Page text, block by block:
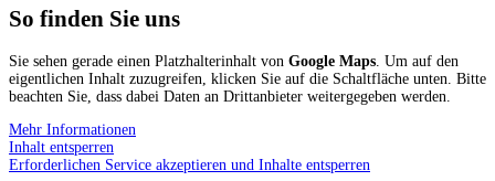
So finden Sie uns
Sie sehen gerade einen Platzhalterinhalt von Google Maps . Um auf den
eigentlichen Inhalt zuzugreifen, klicken Sie auf die Schaltfläche unten. Bitte
beachten Sie, dass dabei Daten an Drittanbieter weitergegeben werden.
Mehr Informationen
Inhalt entsperren
Erforderlichen Service akzeptieren und Inhalte entsperren